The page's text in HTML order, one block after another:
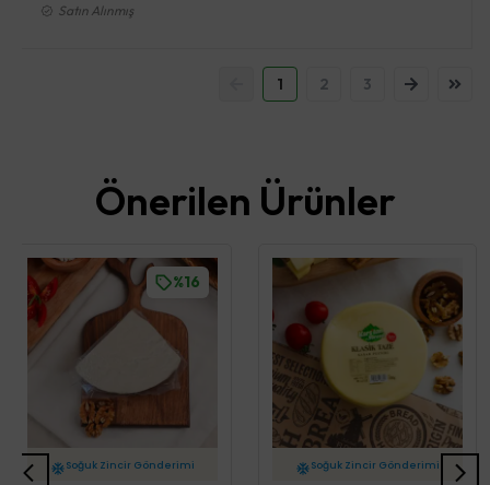
Satın Alınmış
1 2 3
Önerilen Ürünler
%16
2 İş Günü İçerisinde Kargo 2 İş Günü İçerisinde Kargo